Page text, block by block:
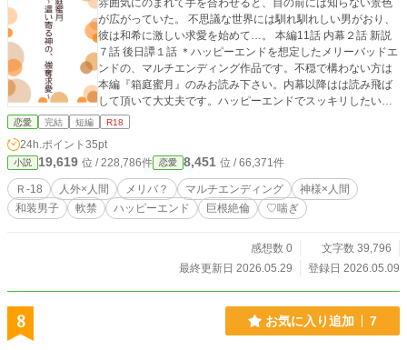
雰囲気にのまれて手を合わせると、目の前には知らない景色
が広がっていた。 不思議な世界には馴れ馴れしい男がおり、
彼は和希に激しい求愛を始めて…。 本編11話 内幕２話 新説
７話 後日譚１話 ＊ハッピーエンドを想定したメリーバッドエ
ンドの、マルチエンディング作品です。不穏で構わない方は
本編『箱庭蜜月』のみお読み下さい。内幕以降はは読み飛ば
して頂いて大丈夫です。ハッピーエンドでスッキリしたい方
は、ぜひ最後までお願いします。
恋愛 完結 短編 R18
24h.ポイント 35pt
小説 19,619 位 / 228,786件 恋愛 8,451 位 / 66,371件
Ｒ-18 人外×人間 メリバ？ マルチエンディング
神様×人間
和装男子
軟禁 ハッピーエンド 巨根絶倫 ♡喘ぎ
感想数 0
文字数 39,796
最終更新日 2026.05.29
登録日 2026.05.09
8 お気に入り追加 7